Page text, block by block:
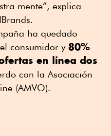
mente”, explica
ha quedado
consumidor y 80%
en línea dos
con la Asociación
(AMVO).